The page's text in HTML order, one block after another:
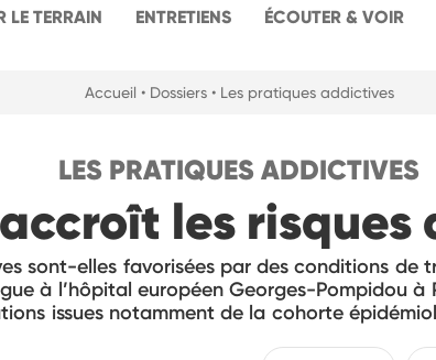
LE TERRAIN ENTRETIENS ÉCOUTER & VOIR
Accueil • Dossiers • Les pratiques addictives
LES PRATIQUES ADDICTIVES
les
sont-elles favorisées par des conditions de
à l’hôpital européen Georges-Pompidou à
issues notamment de la cohorte